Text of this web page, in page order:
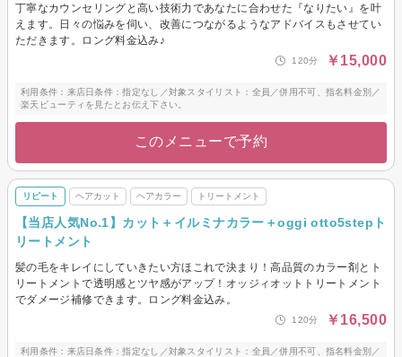
丁寧なカウンセリングと高い技術力であなたに合わせた『なりたい』を叶
えます。日々の悩みを伺い、改善につながるようなアドバイスもさせてい
ただきます。ロング料金込み♪
120分 ￥15,000
利用条件：来店日条件：指定なし／対象スタイリスト：全員／併用不可、指名料金別／
楽天ビューティを見たとお伝え下さい。
このメニューで予約
リピート ヘアカット ヘアカラー トリートメント
【当店人気No.1】カット＋イルミナカラー＋oggi otto5stepト
リートメント
髪の毛をキレイにしていきたい方ほこれで決まり！高品質のカラー剤とト
リートメントで透明感とツヤ感がアップ！オッジィオットトリートメント
でダメージ補修できます。ロング料金込み。
120分 ￥16,500
利用条件：来店日条件：指定なし／対象スタイリスト：全員／併用不可、指名料金別／